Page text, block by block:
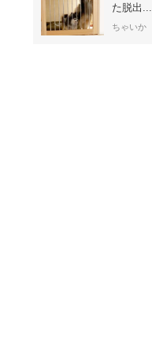
た脱出...
ちゃいか